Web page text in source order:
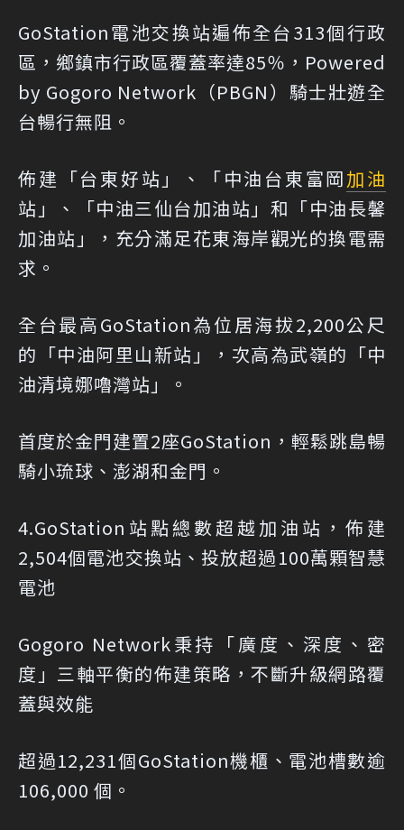
GoStation電池交換站遍佈全台313個行政
區，鄉鎮市行政區覆蓋率達85％，Powered
by Gogoro Network（PBGN）騎士壯遊全
台暢行無阻。
佈建「台東好站」、「中油台東富岡加油
站」、「中油三仙台加油站」和「中油長馨
加油站」，充分滿足花東海岸觀光的換電需
求。
全台最高GoStation為位居海拔2,200公尺
的「中油阿里山新站」，次高為武嶺的「中
油清境娜嚕灣站」。
首度於金門建置2座GoStation，輕鬆跳島暢
騎小琉球、澎湖和金門。
4.GoStation站點總數超越加油站，佈建
2,504個電池交換站、投放超過100萬顆智慧
電池
Gogoro Network秉持「廣度、深度、密
度」三軸平衡的佈建策略，不斷升級網路覆
蓋與效能
超過12,231個GoStation機櫃、電池槽數逾
106,000 個。